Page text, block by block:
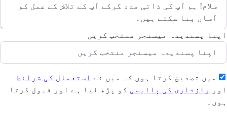
اپنا پسندیدہ میسنجر منتخب کریں
میں تصدیق کرتا ہوں کہ میں نے استعمال کی شرائط
اور
رازداری کی پالیسی کو پڑھ لیا ہے اور قبول کرتا
ہوں۔